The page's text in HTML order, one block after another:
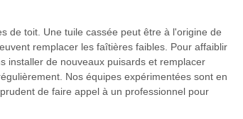
de toit. Une tuile cassée peut être à l'origine de
remplacer les faîtières faibles. Pour affaiblir
installer de nouveaux puisards et remplacer
Nos équipes expérimentées sont en
de faire appel à un professionnel pour